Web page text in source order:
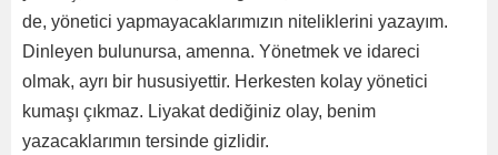
de, yönetici yapmayacaklarımızın niteliklerini yazayım.
Dinleyen bulunursa, amenna. Yönetmek ve idareci
olmak, ayrı bir hususiyettir. Herkesten kolay yönetici
kumaşı çıkmaz. Liyakat dediğiniz olay, benim
yazacaklarımın tersinde gizlidir.